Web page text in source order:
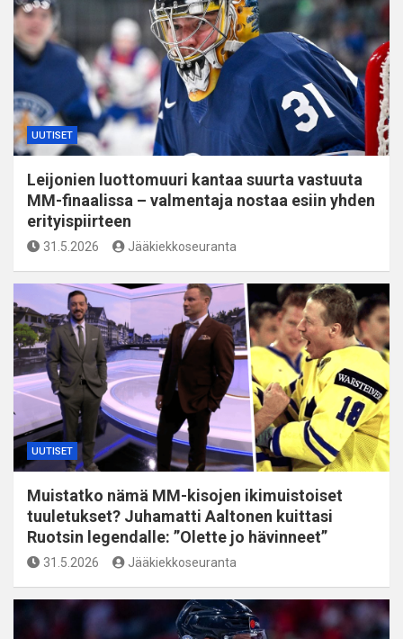
UUTISET
Leijonien luottomuuri kantaa suurta vastuuta
MM-finaalissa – valmentaja nostaa esiin yhden
erityispiirteen
31.5.2026 Jääkiekkoseuranta
UUTISET
Muistatko nämä MM-kisojen ikimuistoiset
tuuletukset? Juhamatti Aaltonen kuittasi
Ruotsin legendalle: ”Olette jo hävinneet”
31.5.2026 Jääkiekkoseuranta